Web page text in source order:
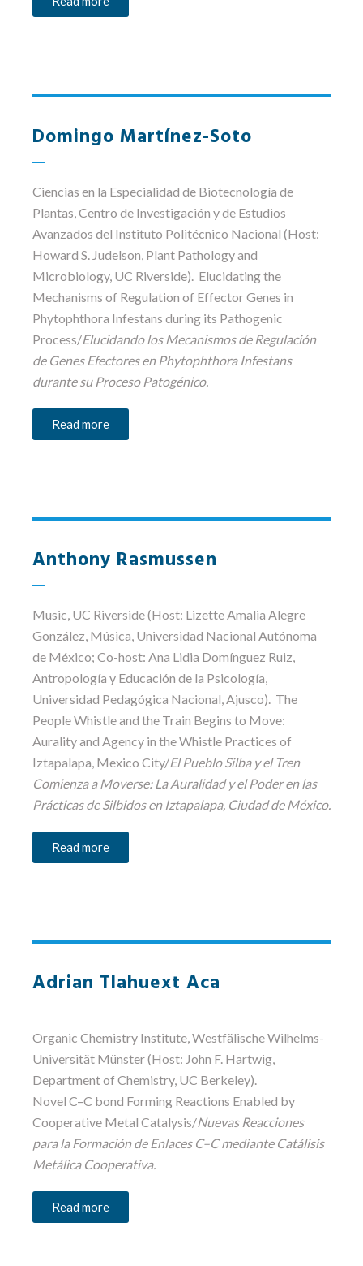
Domingo Martínez-Soto
Ciencias en la Especialidad de Biotecnología de
Plantas, Centro de Investigación y de Estudios
Avanzados del Instituto Politécnico Nacional (Host:
Howard S. Judelson, Plant Pathology and
Microbiology, UC Riverside). Elucidating the
Mechanisms of Regulation of Effector Genes in
Phytophthora Infestans during its Pathogenic
Process/Elucidando los Mecanismos de Regulación
de Genes Efectores en Phytophthora Infestans
durante su Proceso Patogénico.
Read more
Anthony Rasmussen
Music, UC Riverside (Host: Lizette Amalia Alegre
González, Música, Universidad Nacional Autónoma
de México; Co-host: Ana Lidia Domínguez Ruiz,
Antropología y Educación de la Psicología,
Universidad Pedagógica Nacional, Ajusco). The
People Whistle and the Train Begins to Move:
Aurality and Agency in the Whistle Practices of
Iztapalapa, Mexico City/El Pueblo Silba y el Tren
Comienza a Moverse: La Auralidad y el Poder en las
Prácticas de Silbidos en Iztapalapa, Ciudad de México.
Read more
Adrian Tlahuext Aca
Organic Chemistry Institute, Westfälische Wilhelms-
Universität Münster (Host: John F. Hartwig,
Department of Chemistry, UC Berkeley).
Novel C–C bond Forming Reactions Enabled by
Cooperative Metal Catalysis/Nuevas Reacciones
para la Formación de Enlaces C–C mediante Catálisis
Metálica Cooperativa.
Read more